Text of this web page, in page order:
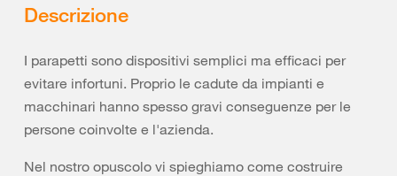
Descrizione
I parapetti sono dispositivi semplici ma efficaci per
evitare infortuni. Proprio le cadute da impianti e
macchinari hanno spesso gravi conseguenze per le
persone coinvolte e l'azienda.
Nel nostro opuscolo vi spieghiamo come costruire